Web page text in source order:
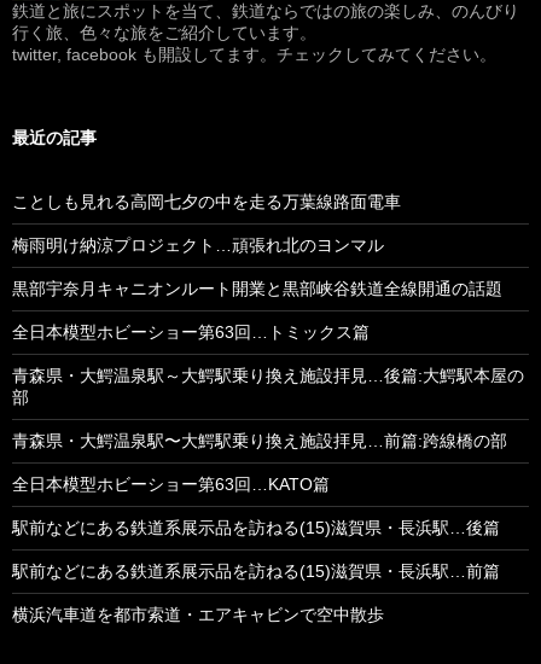
鉄道と旅にスポットを当て、鉄道ならではの旅の楽しみ、のんびり
行く旅、色々な旅をご紹介しています。
twitter, facebook も開設してます。チェックしてみてください。
最近の記事
ことしも見れる高岡七夕の中を走る万葉線路面電車
梅雨明け納涼プロジェクト…頑張れ北のヨンマル
黒部宇奈月キャニオンルート開業と黒部峡谷鉄道全線開通の話題
全日本模型ホビーショー第63回…トミックス篇
青森県・大鰐温泉駅～大鰐駅乗り換え施設拝見…後篇:大鰐駅本屋の
部
青森県・大鰐温泉駅〜大鰐駅乗り換え施設拝見…前篇:跨線橋の部
全日本模型ホビーショー第63回…KATO篇
駅前などにある鉄道系展示品を訪ねる(15)滋賀県・長浜駅…後篇
駅前などにある鉄道系展示品を訪ねる(15)滋賀県・長浜駅…前篇
横浜汽車道を都市索道・エアキャビンで空中散歩